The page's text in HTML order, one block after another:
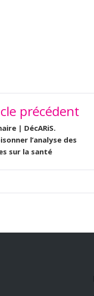
précédent
| DécARiS.
l’analyse des
sur la santé